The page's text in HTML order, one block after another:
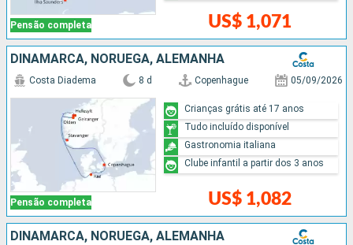
Pensão completa US$ 1,071
DINAMARCA, NORUEGA, ALEMANHA
Pensão completa
Costa Diadema 8 d Copenhague 05/09/2026
US$ 1,082
Crianças grátis até 17 anos
Tudo incluído disponível
Gastronomia italiana
Clube infantil a partir dos 3 anos
DINAMARCA, NORUEGA, ALEMANHA